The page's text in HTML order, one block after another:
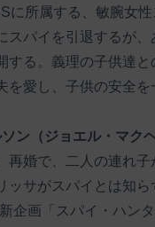
に所属する、敏腕女
スパイを引退するが、
する。義理の子供達と
を愛し、子供の安全を
ン（ジョエル・マクヘ
再婚で、二人の連れ子
ッサがスパイとは知ら
企画「スパイ・ハン